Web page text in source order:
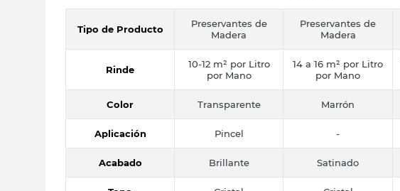
Tipo de Producto
Preservantes de
Madera
Preservantes de
Madera
Rinde
10-12 m² por Litro
por Mano
14 a 16 m² por Litro
por Mano
Color Transparente Marrón
Aplicación Pincel -
Acabado Brillante Satinado